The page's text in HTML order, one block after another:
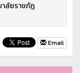
าลัยราชภัฏ
Email